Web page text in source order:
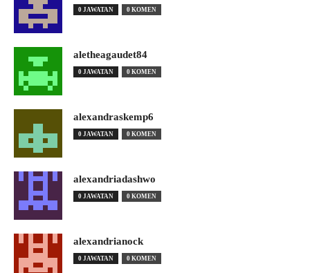
0 JAWATAN 0 KOMEN
aletheagaudet84
0 JAWATAN 0 KOMEN
alexandraskemp6
0 JAWATAN 0 KOMEN
alexandriadashwo
0 JAWATAN 0 KOMEN
alexandrianock
0 JAWATAN 0 KOMEN